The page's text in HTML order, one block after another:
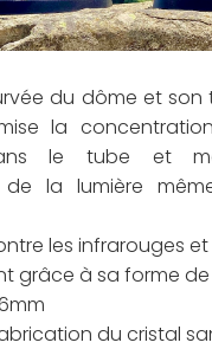
du dôme et son
la
le tube et
de la lumière
les infrarouges et
grâce à sa forme
du cristal